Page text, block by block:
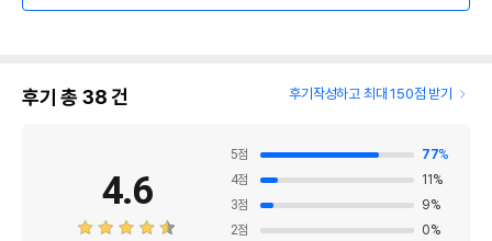
후기 총 38건 후기작성하고 최대 150점 받기
4.6
5점 77%
4점 11 %
3점 9%
2점 0%